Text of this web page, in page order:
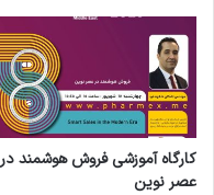
کارگاه آموزشی فروش هوشمند در
عصر نوین